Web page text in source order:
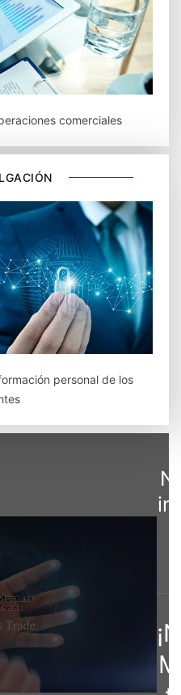
comerciales
personal de los